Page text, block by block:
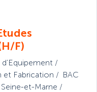
F)
et Fabrication
BAC
Seine-et-Marne